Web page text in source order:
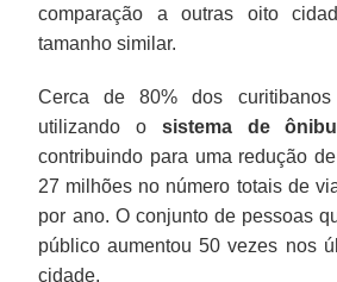
comparação a outras oito
tamanho similar.
Cerca de 80% dos
utilizando o sistema de
contribuindo para uma redução
27 milhões no número totais de
por ano. O conjunto de pessoas
público aumentou 50 vezes nos
cidade.